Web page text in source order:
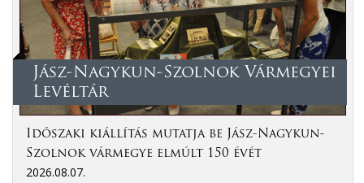
Jász-Nagykun-Szolnok Vármegyei
Levéltár
Időszaki kiállítás mutatja be Jász-Nagykun-
Szolnok vármegye elmúlt 150 évét
2026.08.07.